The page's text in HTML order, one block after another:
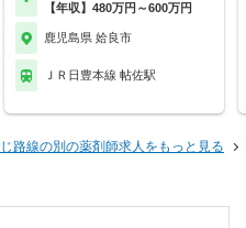
【年収】480万円～600万円
鹿児島県 姶良市
ＪＲ日豊本線 帖佐駅
路線の別の薬剤師求人をもっと見る